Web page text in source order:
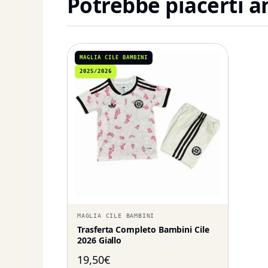
MAGLIA CILE BAMBINI
2025/2026
MAGLIA CILE BAMBINI
Trasferta Completo Bambini Cile
2026 Giallo
19,50€